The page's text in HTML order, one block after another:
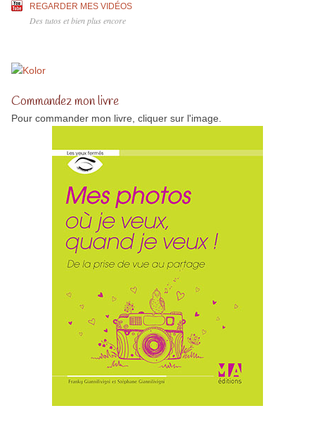
REGARDER MES VIDÉOS
Des tutos et bien plus encore
Commandez mon livre
Pour commander mon livre, cliquer sur l'image.